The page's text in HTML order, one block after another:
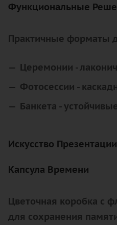
Функциональные
Практичные форматы
Церемонии -
Фотосессии -
Банкета -
Искусство Презентации
Капсула Времени
Цветочная коробка с
для сохранения